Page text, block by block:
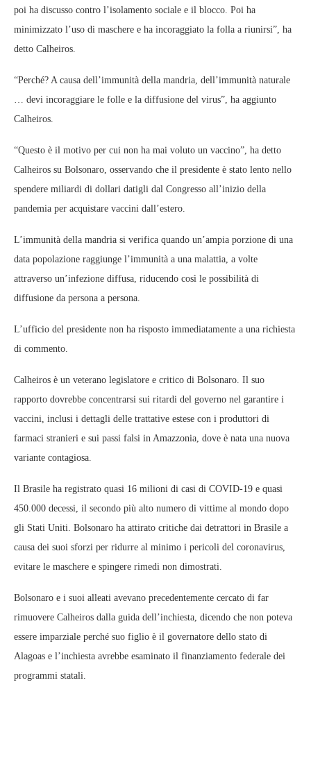
poi ha discusso contro l’isolamento sociale e il blocco. Poi ha
minimizzato l’uso di maschere e ha incoraggiato la folla a riunirsi”, ha
detto Calheiros.
“Perché? A causa dell’immunità della mandria, dell’immunità naturale
… devi incoraggiare le folle e la diffusione del virus”, ha aggiunto
Calheiros.
“Questo è il motivo per cui non ha mai voluto un vaccino”, ha detto
Calheiros su Bolsonaro, osservando che il presidente è stato lento nello
spendere miliardi di dollari datigli dal Congresso all’inizio della
pandemia per acquistare vaccini dall’estero.
L’immunità della mandria si verifica quando un’ampia porzione di una
data popolazione raggiunge l’immunità a una malattia, a volte
attraverso un’infezione diffusa, riducendo così le possibilità di
diffusione da persona a persona.
L’ufficio del presidente non ha risposto immediatamente a una richiesta
di commento.
Calheiros è un veterano legislatore e critico di Bolsonaro. Il suo
rapporto dovrebbe concentrarsi sui ritardi del governo nel garantire i
vaccini, inclusi i dettagli delle trattative estese con i produttori di
farmaci stranieri e sui passi falsi in Amazzonia, dove è nata una nuova
variante contagiosa.
Il Brasile ha registrato quasi 16 milioni di casi di COVID-19 e quasi
450.000 decessi, il secondo più alto numero di vittime al mondo dopo
gli Stati Uniti. Bolsonaro ha attirato critiche dai detrattori in Brasile a
causa dei suoi sforzi per ridurre al minimo i pericoli del coronavirus,
evitare le maschere e spingere rimedi non dimostrati.
Bolsonaro e i suoi alleati avevano precedentemente cercato di far
rimuovere Calheiros dalla guida dell’inchiesta, dicendo che non poteva
essere imparziale perché suo figlio è il governatore dello stato di
Alagoas e l’inchiesta avrebbe esaminato il finanziamento federale dei
programmi statali.